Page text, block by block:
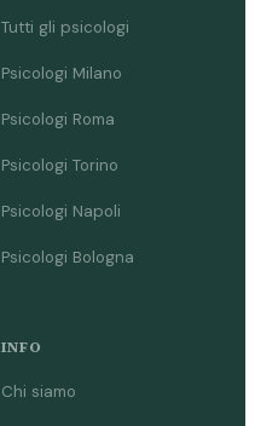
Tutti gli psicologi
Psicologi Milano
Psicologi Roma
Psicologi Torino
Psicologi Napoli
Psicologi Bologna
INFO
Chi siamo